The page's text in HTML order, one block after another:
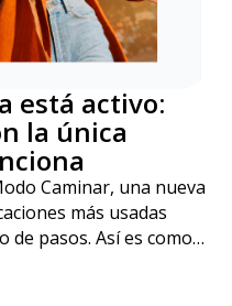
está activo:
la única
Caminar, una nueva
más usadas
de pasos. Así es como